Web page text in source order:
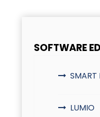
SOFTWARE
LUMIO